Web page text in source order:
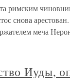
римским
снова
меча
Иуды,